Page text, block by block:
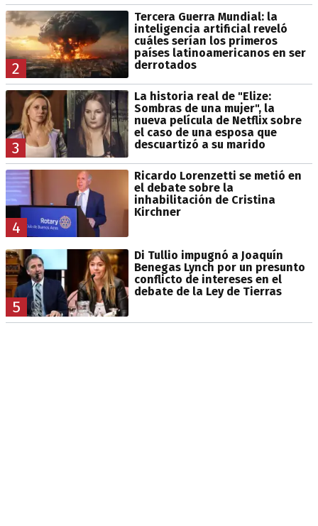
2
Tercera Guerra Mundial: la
inteligencia artificial reveló
cuáles serían los primeros
países latinoamericanos en ser
derrotados
3
La historia real de "Elize:
Sombras de una mujer", la
nueva película de Netflix sobre
el caso de una esposa que
descuartizó a su marido
4
Ricardo Lorenzetti se metió en
el debate sobre la
inhabilitación de Cristina
Kirchner
5
Di Tullio impugnó a Joaquín
Benegas Lynch por un presunto
conflicto de intereses en el
debate de la Ley de Tierras